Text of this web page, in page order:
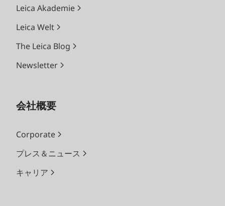
Leica Akademie
Leica Welt
The Leica Blog
Newsletter
会社概要
Corporate
プレス＆ニュース
キャリア